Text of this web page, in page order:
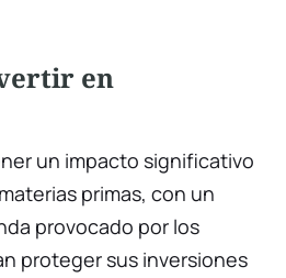
en
un impacto significativo
primas, con un
provocado por los
proteger sus inversiones